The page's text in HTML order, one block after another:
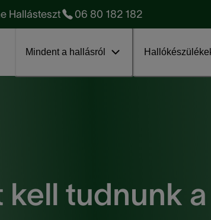
Hallásteszt 06 80 182 182
Mindent a hallásról
kell tudnunk